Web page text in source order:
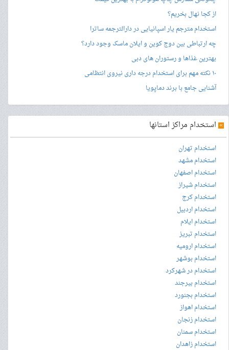
از کجا نهال بخریم؟
استخدام مترجم یار اسپانیایی در دارالترجمه ساترا
چه ارتباطی بین دوج کوین و ایلان ماسک وجود دارد؟
بهترین غذاها و رستوران های دبی
۱۰ نکته مهم برای استخدام درجه داری نیروی انتظامی
آشنایی جامع با برند دماپویا
» استخدام مراکز استانها
استخدام تهران
استخدام مشهد
استخدام اصفهان
استخدام شیراز
استخدام کرج
استخدام اردبیل
استخدام ایلام
استخدام تبریز
استخدام ارومیه
استخدام بوشهر
استخدام در شهرکرد
استخدام بیرجند
استخدام بجنورد
استخدام اهواز
استخدام زنجان
استخدام سمنان
استخدام زاهدان